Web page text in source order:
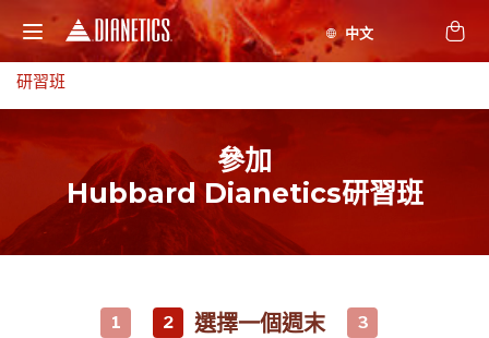
研習班
參加
Hubbard Dianetics研習班
1 2 選擇一個週末 3